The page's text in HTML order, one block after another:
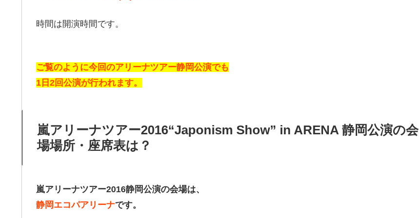
時間は開演時間です。
ご覧のように今回のアリーナツアー静岡公演でも
1日2回公演が行われます。
嵐アリーナツアー2016“Japonism Show” in ARENA 静岡公演の会
場場所・座席表は？
嵐アリーナツアー2016静岡公演の会場は、
静岡エコパアリーナです。